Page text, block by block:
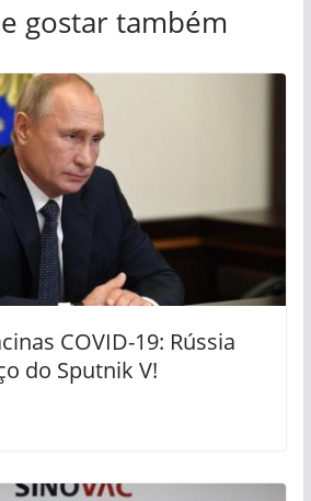
gostar também
COVID-19: Rússia
do Sputnik V!